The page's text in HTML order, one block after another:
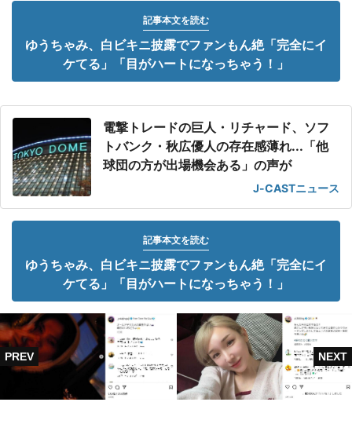
記事本文を読む
ゆうちゃみ、白ビキニ披露でファンもん絶「完全にイ
ケてる」「目がハートになっちゃう！」
電撃トレードの巨人・リチャード、ソフ
トバンク・秋広優人の存在感薄れ...「他
球団の方が出場機会ある」の声が
J-CASTニュース
記事本文を読む
ゆうちゃみ、白ビキニ披露でファンもん絶「完全にイ
ケてる」「目がハートになっちゃう！」